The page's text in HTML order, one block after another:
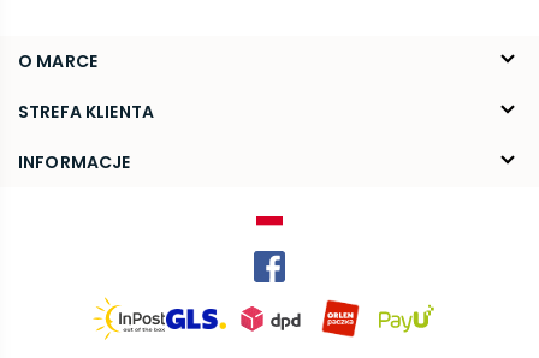
O MARCE
O nas
Blog
STREFA KLIENTA
FAQ
INFORMACJE